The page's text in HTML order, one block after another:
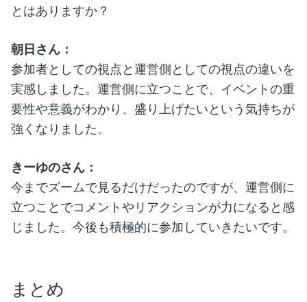
とはありますか？
朝日さん：
参加者としての視点と運営側としての視点の違いを
実感しました。運営側に立つことで、イベントの重
要性や意義がわかり、盛り上げたいという気持ちが
強くなりました。
きーゆのさん：
今までズームで見るだけだったのですが、運営側に
立つことでコメントやリアクションが力になると感
じました。今後も積極的に参加していきたいです。
まとめ